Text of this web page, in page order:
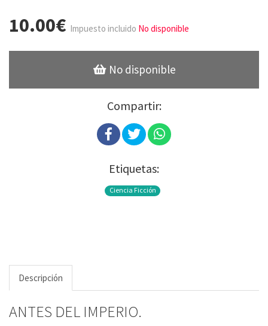
10.00€ Impuesto incluido No disponible
No disponible
Compartir:
Etiquetas:
Ciencia Ficción
Descripción
ANTES DEL IMPERIO.